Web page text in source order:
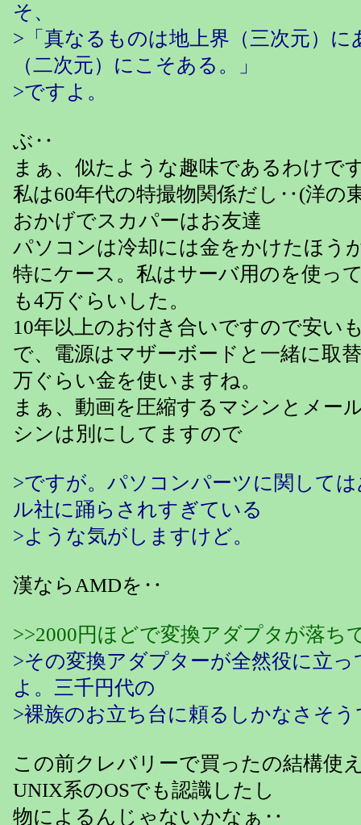
そ、
>「真なるものは地上界（三次元）に
（二次元）にこそある。」
>ですよ。
ぶ‥
まぁ、似たような趣味であるわけで
私は60年代の特撮物関係だし‥(洋の
おかげでスカパーはお友達
パソコンは冷却には金をかけたほう
特にケース。私はサーバ用のを使っ
も4万ぐらいした。
10年以上のお付き合いですので安い
で、電源はマザーボードと一緒に取
万ぐらい金を使いますね。
まぁ、動画を圧縮するマシンとメー
シンは別にしてますので
>ですが。パソコンパーツに関して
ル社に踊らされすぎている
>ような気がしますけど。
漢ならAMDを‥
>>2000円ほどで変換アダプタが落ち
>その変換アダプターが全然役に立
よ。三千円代の
>裸族のお立ち台に頼るしかなさそう
この前クレバリーで買ったの結構使
UNIX系のOSでも認識したし
物によるんじゃないかなぁ‥